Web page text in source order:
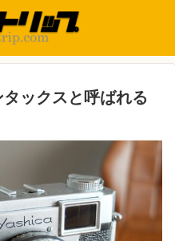
タックスと呼ばれる